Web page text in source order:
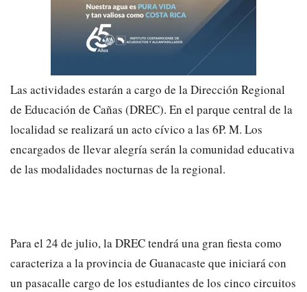
Las actividades estarán a cargo de la Dirección Regional
de Educación de Cañas (DREC). En el parque central de la
localidad se realizará un acto cívico a las 6P. M. Los
encargados de llevar alegría serán la comunidad educativa
de las modalidades nocturnas de la regional.
Para el 24 de julio, la DREC tendrá una gran fiesta como
caracteriza a la provincia de Guanacaste que iniciará con
un pasacalle cargo de los estudiantes de los cinco circuitos